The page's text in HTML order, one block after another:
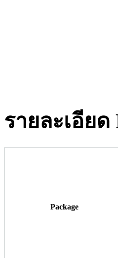
รายละเอียด
Package